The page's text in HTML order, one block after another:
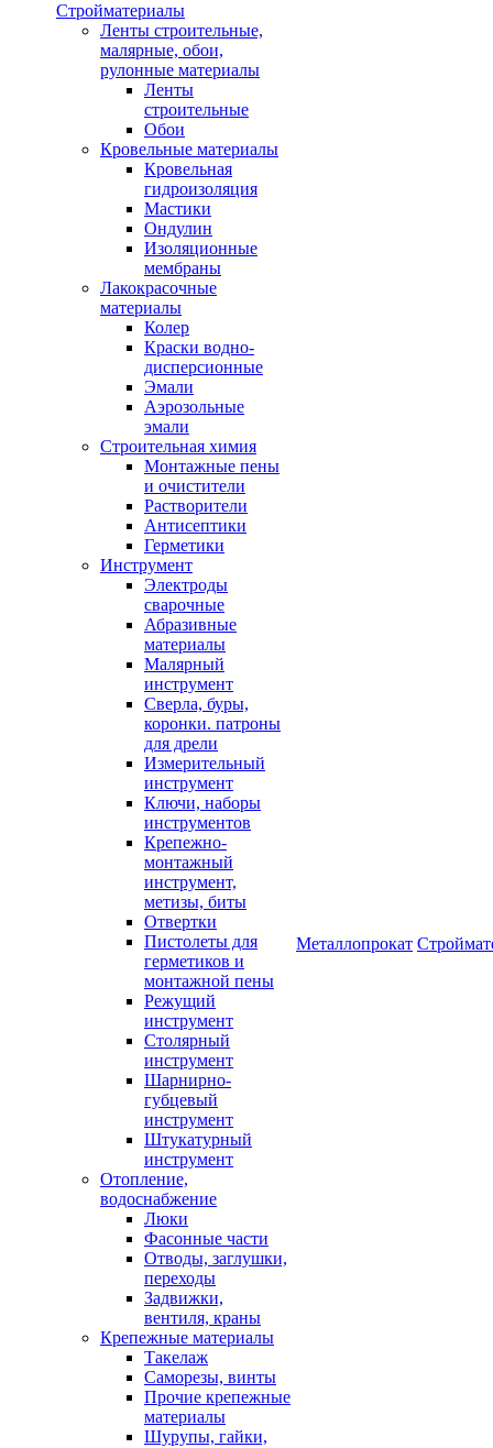
Стройматериалы
Ленты строительные,
малярные, обои,
рулонные материалы
Ленты
строительные
Обои
Кровельные материалы
Кровельная
гидроизоляция
Мастики
Ондулин
Изоляционные
мембраны
Лакокрасочные
материалы
Колер
Краски водно-
дисперсионные
Эмали
Аэрозольные
эмали
Строительная химия
Монтажные пены
и очистители
Растворители
Антисептики
Герметики
Инструмент
Электроды
сварочные
Абразивные
материалы
Малярный
инструмент
Сверла, буры,
коронки. патроны
для дрели
Измерительный
инструмент
Ключи, наборы
инструментов
Крепежно-
монтажный
инструмент,
метизы, биты
Отвертки
Пистолеты для
герметиков и
монтажной пены
Режущий
инструмент
Столярный
инструмент
Шарнирно-
губцевый
инструмент
Штукатурный
инструмент
Отопление,
водоснабжение
Люки
Фасонные части
Отводы, заглушки,
переходы
Задвижки,
вентиля, краны
Крепежные материалы
Такелаж
Саморезы, винты
Прочие крепежные
материалы
Шурупы, гайки,
Металлопрокат